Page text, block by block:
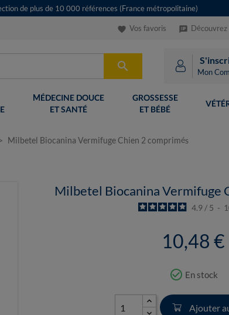
de plus de 10 000 références (France métropolitaine)
favorite Vos favoris speaker_notes
 Mon
MÉDECINE DOUCE
ET SANTÉ
GROSSESSE
ET BÉBÉ
Milbetel Biocanina Vermifuge Chien 2 comprimés
Milbetel Biocanina Vermifuge
4.9 / 5 -
10,48 €
check_circle_outline En stock
Ajouter